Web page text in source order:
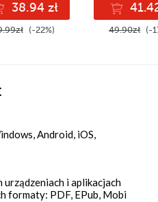
38.94 zł
(-22%) 49.90zł (-
Android, iOS,
urządzeniach i aplikacjach
formaty: PDF, EPub, Mobi